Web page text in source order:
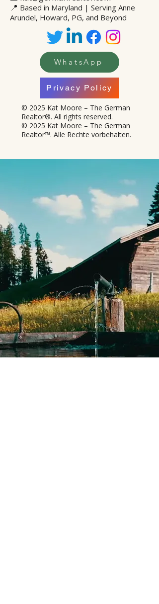
📍 Based in Maryland | Serving Anne
Arundel, Howard, PG, and Beyond
WhatsApp
Privacy Policy
© 2025 Kat Moore – The German
Realtor®. All rights reserved.
© 2025 Kat Moore – The German
Realtor™. Alle Rechte vorbehalten.